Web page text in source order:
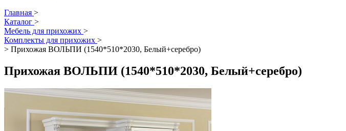
Главная >
Каталог >
Мебель для прихожих >
Комплекты для прихожих >
> Прихожая ВОЛЬПИ (1540*510*2030, Белый+серебро)
Прихожая ВОЛЬПИ (1540*510*2030, Белый+серебро)